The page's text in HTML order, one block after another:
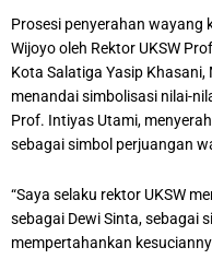
Prosesi penyerahan wayang
Wijoyo oleh Rektor UKSW
Kota Salatiga Yasip
menandai simbolisasi nilai-
Prof. Intiyas Utami,
sebagai simbol perjuangan
“Saya selaku rektor UKSW
sebagai Dewi Sinta, sebagai
mempertahankan